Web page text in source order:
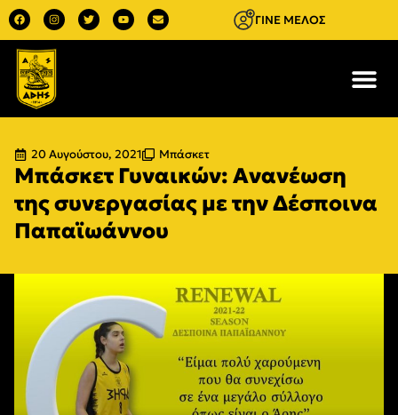
ΓΙΝΕ ΜΕΛΟΣ
20 Αυγούστου, 2021 Μπάσκετ
Μπάσκετ Γυναικών: Ανανέωση
της συνεργασίας με την Δέσποινα
Παπαϊωάννου